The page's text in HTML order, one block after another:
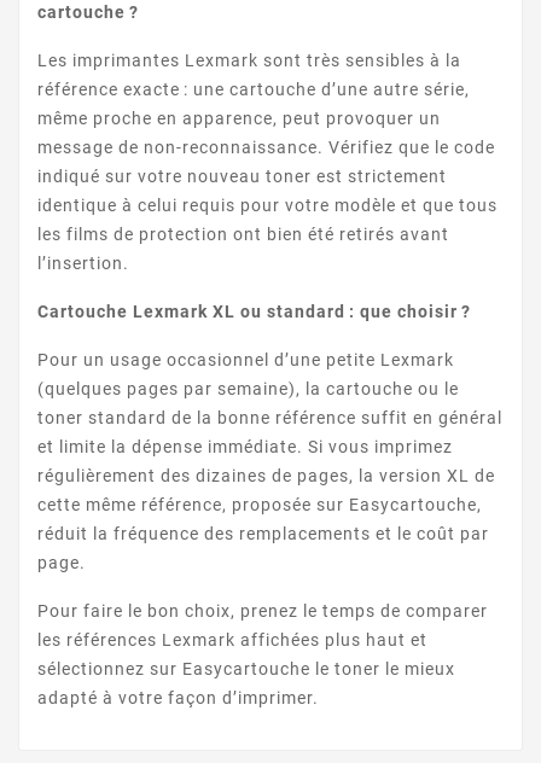
LEXMARK W
cartouche ?
Les imprimantes Lexmark sont très sensibles à la
référence exacte : une cartouche d’une autre série,
même proche en apparence, peut provoquer un
message de non-reconnaissance. Vérifiez que le code
indiqué sur votre nouveau toner est strictement
identique à celui requis pour votre modèle et que tous
les films de protection ont bien été retirés avant
l’insertion.
Cartouche Lexmark XL ou standard : que choisir ?
Pour un usage occasionnel d’une petite Lexmark
(quelques pages par semaine), la cartouche ou le
toner standard de la bonne référence suffit en général
et limite la dépense immédiate. Si vous imprimez
régulièrement des dizaines de pages, la version XL de
cette même référence, proposée sur Easycartouche,
réduit la fréquence des remplacements et le coût par
page.
Pour faire le bon choix, prenez le temps de comparer
les références Lexmark affichées plus haut et
sélectionnez sur Easycartouche le toner le mieux
adapté à votre façon d’imprimer.